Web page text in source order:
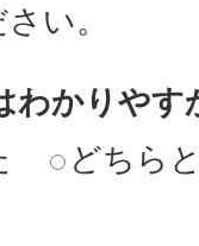
い。
わかりやす
どちら